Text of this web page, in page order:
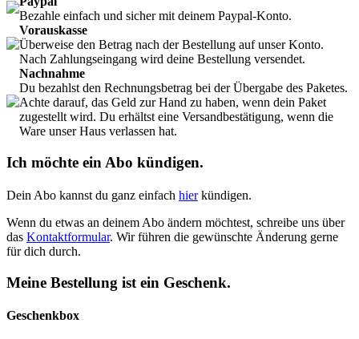
Bezahle einfach und sicher mit deinem Paypal-Konto.
Vorauskasse
Überweise den Betrag nach der Bestellung auf unser Konto.
Nach Zahlungseingang wird deine Bestellung versendet.
Nachnahme
Du bezahlst den Rechnungsbetrag bei der Übergabe des Paketes.
Achte darauf, das Geld zur Hand zu haben, wenn dein Paket
zugestellt wird. Du erhältst eine Versandbestätigung, wenn die
Ware unser Haus verlassen hat.
Ich möchte ein Abo kündigen.
Dein Abo kannst du ganz einfach hierkündigen.
Wenn du etwas an deinem Abo ändern möchtest, schreibe uns über
das Kontaktformular. Wir führen die gewünschte Änderung gerne
für dich durch.
Meine Bestellung ist ein Geschenk.
Geschenkbox